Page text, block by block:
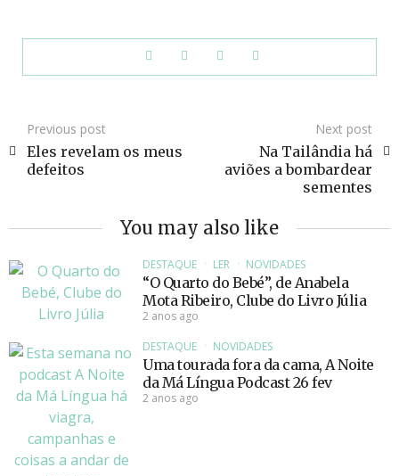
Previous post
Eles revelam os meus
defeitos
Next post
Na Tailândia há
aviões a bombardear
sementes
You may also like
DESTAQUE LER NOVIDADES
“O Quarto do Bebé”, de Anabela
Mota Ribeiro, Clube do Livro Júlia
2 anos ago
DESTAQUE
NOVIDADES
Uma tourada fora da cama, A Noite
da Má Língua Podcast 26 fev
2 anos ago